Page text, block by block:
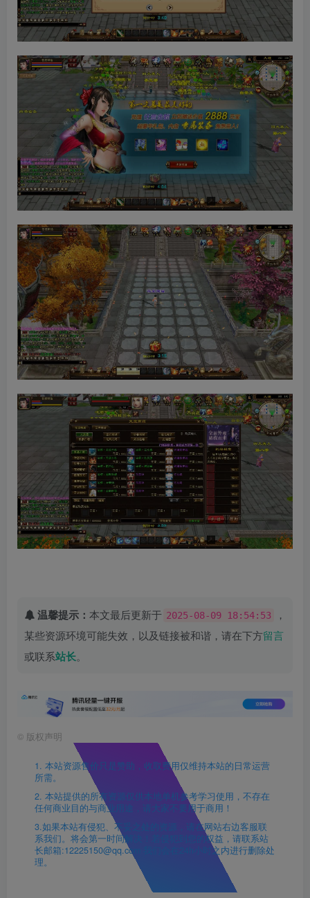
温馨提示： 本文最后更新于 2025-08-09 18:54:53
，
某些资源环境可能失效，以及链接被和谐，请在下方留言
或联系站长。
© 版权声明
1. 本站资源售价只是赞助，收取费用仅维持本站的日常运营
所需。
2. 本站提供的所有资源仅供本地单机参考学习使用，不存在
任何商业目的与商业用途，请大家不要用于商用！
3.如果本站有侵犯、不妥之处的资源，请在网站右边客服联
系我们。将会第一时间解决！若侵犯到您的权益，请联系站
长邮箱:12225150@qq.com 我们会在24h小时之内进行删除处
理。